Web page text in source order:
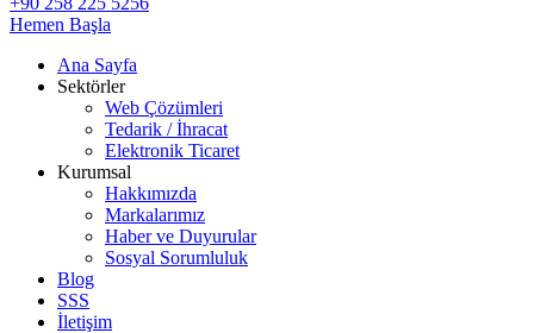
Hemen Başla
Ana Sayfa
Sektörler
Web Çözümleri
Tedarik / İhracat
Elektronik Ticaret
Kurumsal
Hakkımızda
Markalarımız
Haber ve Duyurular
Sosyal Sorumluluk
Blog
SSS
İletişim